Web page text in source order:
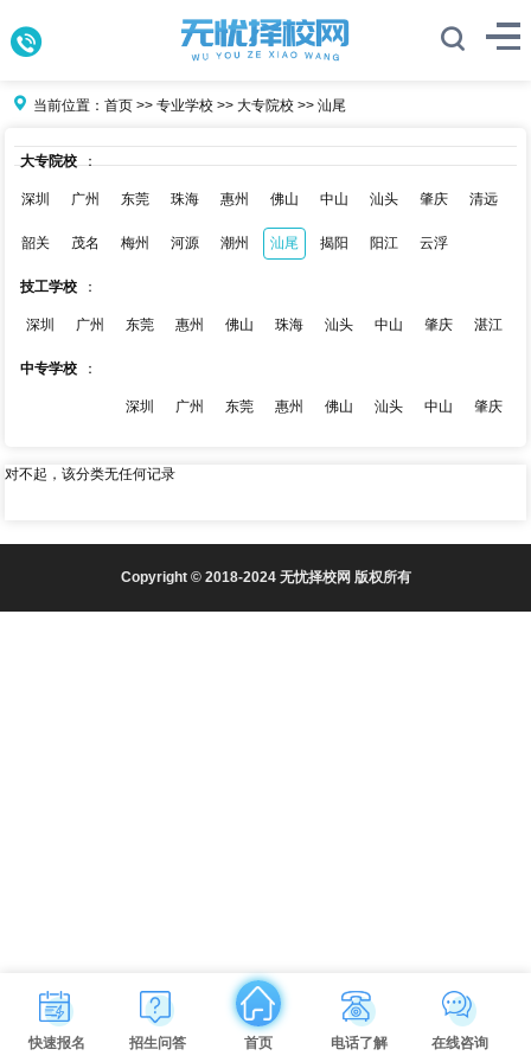
当前位置：首页 >>专业学校 >>大专院校 >>汕尾
大专院校 ：
深圳 广州 东莞 珠海 惠州 佛山 中山 汕头 肇庆 清远
韶关 茂名 梅州 河源 潮州 汕尾 揭阳 阳江 云浮
技工学校 ：
深圳 广州 东莞 惠州 佛山 珠海 汕头 中山 肇庆 湛江
中专学校 ：
深圳 广州 东莞 惠州 佛山 汕头 中山 肇庆
对不起，该分类无任何记录
Copyright © 2018-2024 无忧择校网 版权所有
快速报名 招生问答 首页 电话了解 在线咨询